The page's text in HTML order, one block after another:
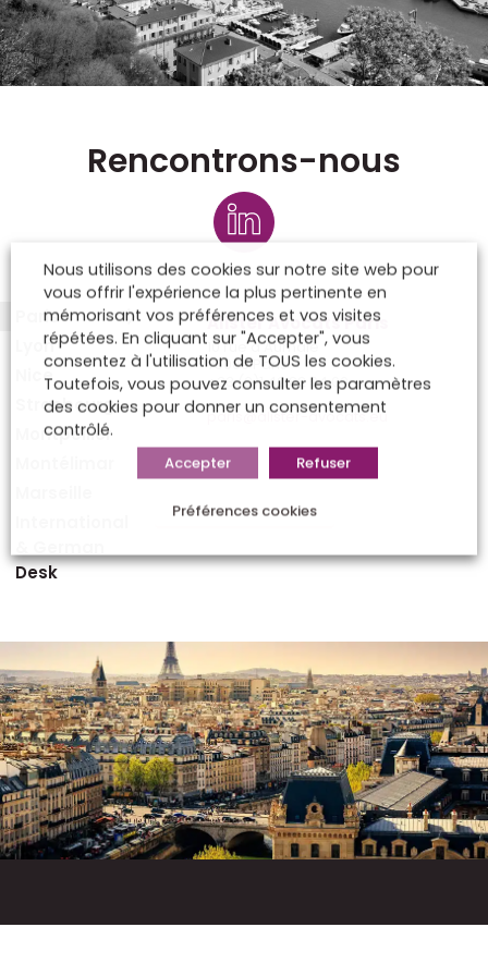
Rencontrons-nous
Paris Alister Avocats Paris
10 rue d’Aumale
75009 Paris
+33 (0)1 42 82 94 00
paris@alister-avocats.eu
Lyon
Nice
Strasbourg
Montpellier
Desk
Nous utilisons des cookies sur notre site web pour
vous offrir l'expérience la plus pertinente en
mémorisant vos préférences et vos visites
répétées. En cliquant sur "Accepter", vous
consentez à l'utilisation de TOUS les cookies.
Toutefois, vous pouvez consulter les paramètres
des cookies pour donner un consentement
contrôlé.
Accepter Refuser
Préférences cookies